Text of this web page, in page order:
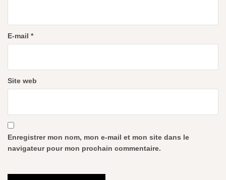
E-mail *
Site web
Enregistrer mon nom, mon e-mail et mon site dans le
navigateur pour mon prochain commentaire.